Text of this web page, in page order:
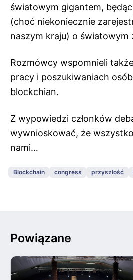
światowym gigantem,
(choć niekoniecznie
naszym kraju) o światowym
Rozmówcy wspomnieli
pracy i poszukiwaniach
blockchian.
Z wypowiedzi członków
wywnioskować, że
nami…
Blockchain congress przyszłość
Powiązane